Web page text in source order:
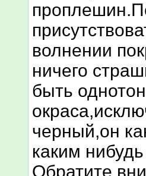
волнении
ничего
быть
черный,он
каким
Обратите